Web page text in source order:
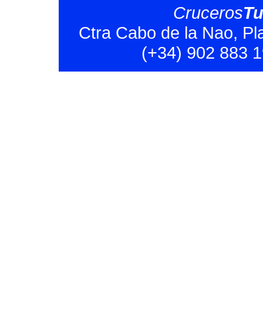
CrucerosTu
Ctra Cabo de la Nao,
(+34) 902 883